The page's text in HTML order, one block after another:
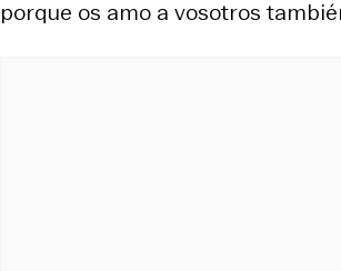
porque os amo a vosotros